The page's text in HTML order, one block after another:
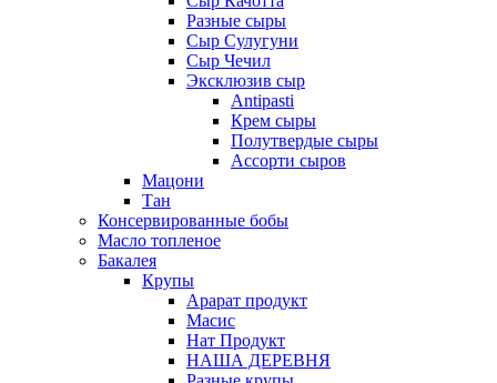
Разные сыры
Сыр Сулугуни
Сыр Чечил
Эксклюзив сыр
Antipasti
Крем сыры
Полутвердые сыры
Ассорти сыров
Мацони
Тан
Консервированные бобы
Масло топленое
Бакалея
Крупы
Арарат продукт
Масис
Нат Продукт
НАША ДЕРЕВНЯ